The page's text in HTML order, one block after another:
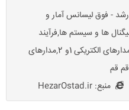
- فوق لیسانس آمار و
ها و سیستم ها,فرآیند
تصادفی,مخابرات,مخابرات دیجیتال,مدارهای الکتریکی 1و 2,مدارهای
قم
منبع: HezarOstad.ir